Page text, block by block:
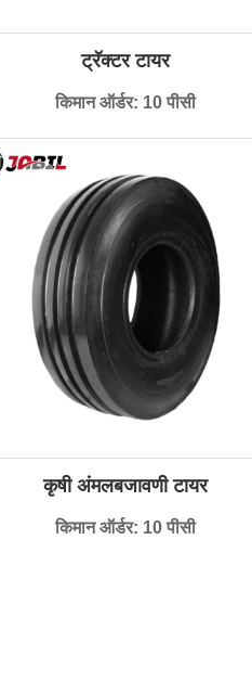
ट्रॅक्टर टायर
किमान ऑर्डर: 10 पीसी
कृषी अंमलबजावणी टायर
किमान ऑर्डर: 10 पीसी